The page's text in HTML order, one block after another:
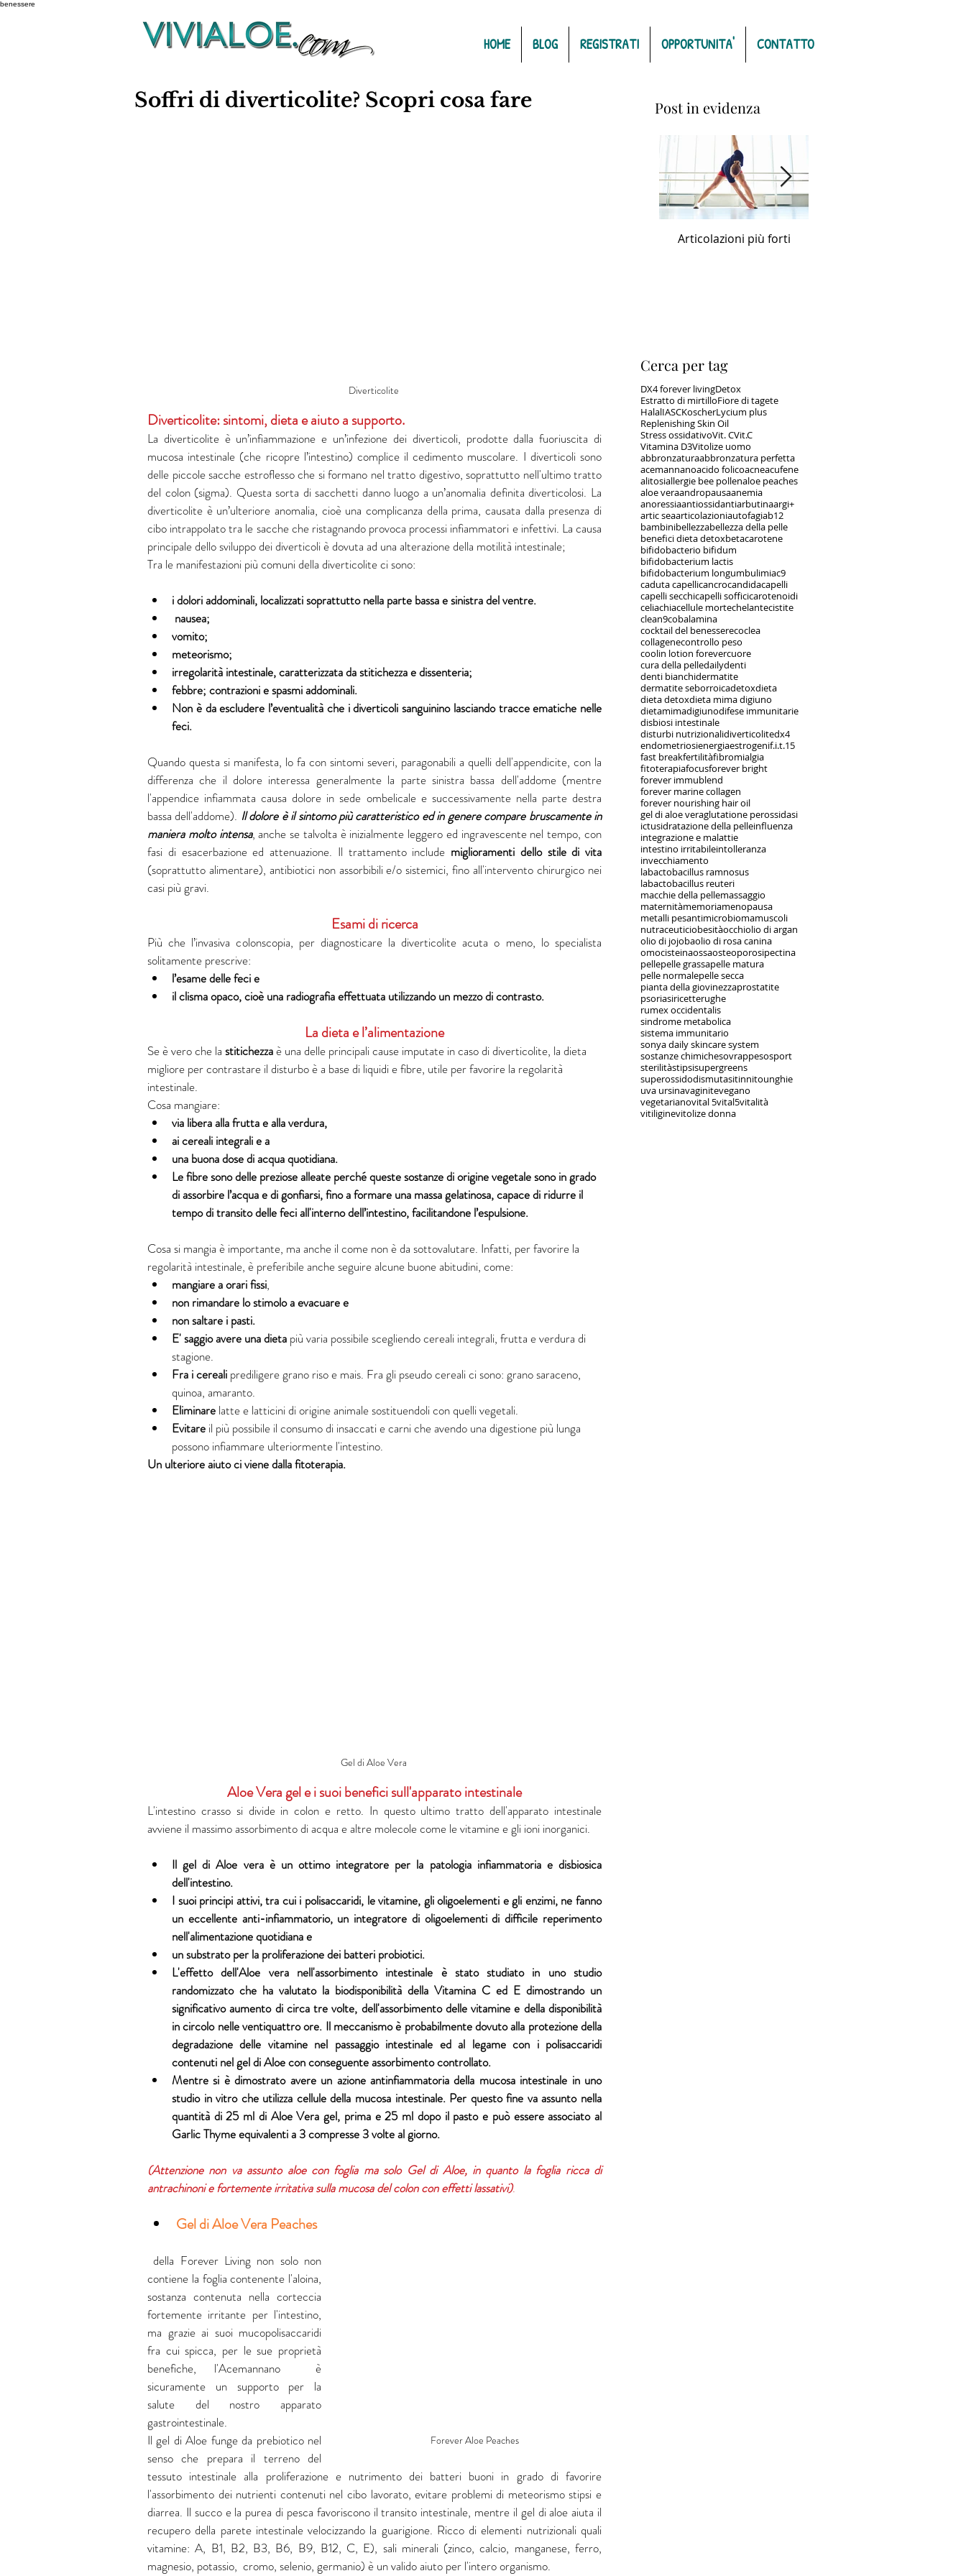
benessere
HOME BLOG REGISTRATI OPPORTUNITA' CONTATTO
Soffri di diverticolite? Scopri cosa fare
Diverticolite
Diverticolite: sintomi, dieta e aiuto a supporto.
La diverticolite è un’infiammazione e un’infezione dei diverticoli, prodotte dalla fuoriuscita di
mucosa intestinale (che ricopre l’intestino) complice il cedimento muscolare. I diverticoli sono
delle piccole sacche estroflesso che si formano nel tratto digestivo, soprattutto nell'ultimo tratto
del colon (sigma). Questa sorta di sacchetti danno luogo a un’anomalia definita diverticolosi. La
diverticolite è un’ulteriore anomalia, cioè una complicanza della prima, causata dalla presenza di
cibo intrappolato tra le sacche che ristagnando provoca processi infiammatori e infettivi. La causa
principale dello sviluppo dei diverticoli è dovuta ad una alterazione della motilità intestinale;
Tra le manifestazioni più comuni della diverticolite ci sono:
i dolori addominali, localizzati soprattutto nella parte bassa e sinistra del ventre.
nausea;
vomito;
meteorismo;
irregolarità intestinale, caratterizzata da stitichezza e dissenteria;
febbre; contrazioni e spasmi addominali.
Non è da escludere l’eventualità che i diverticoli sanguinino lasciando tracce ematiche nelle
feci.
Quando questa si manifesta, lo fa con sintomi severi, paragonabili a quelli dell'appendicite, con la
differenza che il dolore interessa generalmente la parte sinistra bassa dell'addome (mentre
l'appendice infiammata causa dolore in sede ombelicale e successivamente nella parte destra
bassa dell'addome). Il dolore è il sintomo più caratteristico ed in genere compare bruscamente in
maniera molto intensa, anche se talvolta è inizialmente leggero ed ingravescente nel tempo, con
fasi di esacerbazione ed attenuazione. Il trattamento include
(soprattutto alimentare), antibiotici non assorbibili e/o sistemici, fino all'intervento chirurgico nei
casi più gravi.
Esami di ricerca
Più che l’invasiva colonscopia, per diagnosticare la diverticolite acuta o meno, lo specialista
solitamente prescrive:
l’esame delle feci e
il clisma opaco, cioè una radiografia effettuata utilizzando un mezzo di contrasto.
La dieta e l’alimentazione
Se è vero che la stitichezza è una delle principali cause imputate in caso di diverticolite, la dieta
migliore per contrastare il disturbo è a base di liquidi e fibre, utile per favorire la regolarità
intestinale.
Cosa mangiare:
via libera alla frutta e alla verdura,
ai cereali integrali e a
una buona dose di acqua quotidiana.
Le fibre sono delle preziose alleate perché queste sostanze di origine vegetale sono in grado
di assorbire l’acqua e di gonfiarsi, fino a formare una massa gelatinosa, capace di ridurre il
tempo di transito delle feci all'interno dell’intestino, facilitandone l’espulsione.
Cosa si mangia è importante, ma anche il come non è da sottovalutare. Infatti, per favorire la
regolarità intestinale, è preferibile anche seguire alcune buone abitudini, come:
mangiare a orari fissi,
non rimandare lo stimolo a evacuare e
non saltare i pasti.
E' saggio avere una dieta più varia possibile scegliendo cereali integrali, frutta e verdura di
stagione.
Fra i cereali prediligere grano riso e mais. Fra gli pseudo cereali ci sono: grano saraceno,
quinoa, amaranto.
Eliminare latte e latticini di origine animale sostituendoli con quelli vegetali.
Evitare il più possibile il consumo di insaccati e carni che avendo una digestione più lunga
possono infiammare ulteriormente l'intestino.
Un ulteriore aiuto ci viene dalla fitoterapia.
Gel di Aloe Vera
Aloe Vera gel e i suoi benefici sull'apparato intestinale
L'intestino crasso si divide in colon e retto. In questo ultimo tratto dell'apparato intestinale
avviene il massimo assorbimento di acqua e altre molecole come le vitamine e gli ioni inorganici.
Il gel di Aloe vera è un ottimo integratore per la patologia infiammatoria e disbiosica
dell'intestino.
I suoi principi attivi, tra cui i polisaccaridi, le vitamine, gli oligoelementi e gli enzimi, ne fanno
un eccellente anti-infiammatorio, un integratore di oligoelementi di difficile reperimento
nell'alimentazione quotidiana e
un substrato per la proliferazione dei batteri probiotici.
L'effetto dell'Aloe vera nell'assorbimento intestinale è stato studiato in uno studio
randomizzato che ha valutato la biodisponibilità della Vitamina C ed E dimostrando un
significativo aumento di circa tre volte, dell'assorbimento delle vitamine e della disponibilità
in circolo nelle ventiquattro ore. Il meccanismo è probabilmente dovuto alla protezione della
degradazione delle vitamine nel passaggio intestinale ed al legame con i polisaccaridi
contenuti nel gel di Aloe con conseguente assorbimento controllato.
Mentre si è dimostrato avere un azione antinfiammatoria della mucosa intestinale in uno
studio in vitro che utilizza cellule della mucosa intestinale. Per questo fine va assunto nella
quantità di 25 ml di Aloe Vera gel, prima e 25 ml dopo il pasto e può essere associato al
Garlic Thyme equivalenti a 3 compresse 3 volte al giorno.
(Attenzione non va assunto aloe con foglia ma solo Gel di Aloe, in quanto la foglia ricca di
antrachinoni e fortemente irritativa sulla mucosa del colon con effetti lassativi).
Gel di Aloe Vera Peaches
Forever Aloe Peaches
della Forever Living non solo non
contiene la foglia contenente l'aloina,
sostanza contenuta nella corteccia
fortemente irritante per l'intestino,
ma grazie ai suoi mucopolisaccaridi
fra cui spicca, per le sue proprietà
benefiche, l'Acemannano  è
sicuramente un supporto per la
salute del nostro apparato
gastrointestinale.
Il gel di Aloe funge da prebiotico nel
senso che prepara il terreno del
tessuto intestinale alla proliferazione e nutrimento dei batteri buoni in grado di favorire
l'assorbimento dei nutrienti contenuti nel cibo lavorato, evitare problemi di meteorismo stipsi e
diarrea. Il succo e la purea di pesca favoriscono il transito intestinale, mentre il gel di aloe aiuta il
recupero della parete intestinale velocizzando la guarigione. Ricco di elementi nutrizionali quali
vitamine: A, B1, B2, B3, B6, B9, B12, C, E), sali minerali (zinco, calcio, manganese, ferro,
magnesio, potassio,  cromo, selenio, germanio) è un valido aiuto per l'intero organismo.
Post in evidenza
Articolazioni più forti
Cerca per tag
DX4 forever livingDetox
Estratto di mirtilloFiore di tagete
HalalIASCKoscherLycium plus
Replenishing Skin Oil
Stress ossidativoVit. CVit.C
Vitamina D3Vitolize uomo
abbronzaturaabbronzatura perfetta
acemannanoacido folicoacneacufene
alitosiallergie bee pollenaloe peaches
aloe veraandropausaanemia
anoressiaantiossidantiarbutinaargi+
artic seaarticolazioniautofagiab12
bambinibellezzabellezza della pelle
benefici dieta detoxbetacarotene
bifidobacterio bifidum
bifidobacterium lactis
bifidobacterium longumbulimiac9
caduta capellicancrocandidacapelli
capelli secchicapelli sofficicarotenoidi
celiachiacellule mortechelantecistite
clean9cobalamina
cocktail del benesserecoclea
collagenecontrollo peso
coolin lotion forevercuore
cura della pelledailydenti
denti bianchidermatite
dermatite seborroicadetoxdieta
dieta detoxdieta mima digiuno
dietamimadigiunodifese immunitarie
disbiosi intestinale
disturbi nutrizionalidiverticolitedx4
endometriosienergiaestrogenif.i.t.15
fast breakfertilitàfibromialgia
fitoterapiafocusforever bright
forever immublend
forever marine collagen
forever nourishing hair oil
gel di aloe veraglutatione perossidasi
ictusidratazione della pelleinfluenza
integrazione e malattie
intestino irritabileintolleranza
invecchiamento
labactobacillus ramnosus
labactobacillus reuteri
macchie della pellemassaggio
maternitàmemoriamenopausa
metalli pesantimicrobiomamuscoli
nutraceuticiobesitàocchiolio di argan
olio di jojobaolio di rosa canina
omocisteinaossaosteoporosipectina
pellepelle grassapelle matura
pelle normalepelle secca
pianta della giovinezzaprostatite
psoriasiricetterughe
rumex occidentalis
sindrome metabolica
sistema immunitario
sonya daily skincare system
sostanze chimichesovrappesosport
sterilitàstipsisupergreens
superossidodismutasitinnitounghie
uva ursinavaginitevegano
vegetarianovital 5vital5vitalità
vitiliginevitolize donna